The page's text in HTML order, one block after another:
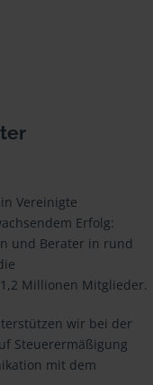
Vereinigte
Erfolg:
und Berater in rund
Millionen Mitglieder.
wir bei der
Steuerermäßigung
mit dem